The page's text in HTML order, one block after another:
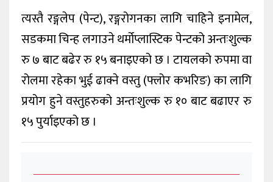
त्यस्तै रङ्गलेप (पेन्ट), रङ्गरोगनका लागि चाहिने इनामेल,
सडकमा चिन्ह लगाउने थर्मोप्लास्टिक पेन्टको अन्तःशुल्क
रु ७ बाट बढेर रु १५ बनाइएको छ । टायलको रुपमा वा
रोलमा रहेका भुई ढाक्ने वस्तु (फ्लोर कभरिङ) का लागि
प्रयोग हुने वस्तुहरुको अन्तःशुल्क रु १० बाट बढाएर रु
१५ पुर्याइएको छ ।